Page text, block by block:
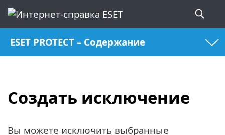
ESET PROTECT – Содержание
Создать исключение
Вы можете исключить выбранные